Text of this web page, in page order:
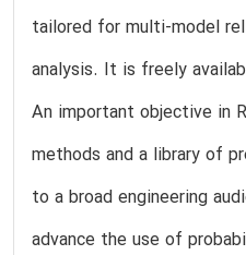
tailored for multi-model
analysis. It is freely
An important objective in
methods and a library of
to a broad engineering
advance the use of